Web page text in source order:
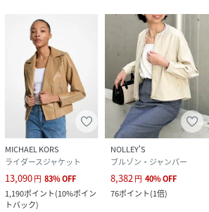
MICHAEL KORS
ライダースジャケット
13,090円 83%OFF
1,190ポイント(10%ポイン
トバック)
NOLLEY'S
ブルゾン・ジャンパー
8,382円 40%OFF
76ポイント(1倍)